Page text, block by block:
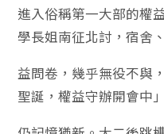
進入俗稱第一大部的權
學長姐南征北討，宿舍
益問卷，幾乎無役不與
聖誕，權益守辦開會中